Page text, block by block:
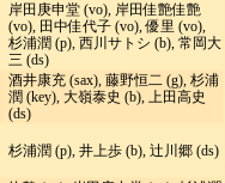
岸田庚申堂 (vo), 岸田佳艶佳艶
(vo), 田中佳代子 (vo), 優里 (vo),
杉浦潤 (p), 西川サトシ (b), 常岡大
三 (ds)
酒井康充 (sax), 藤野恒二 (g), 杉浦
潤 (key), 大嶺泰史 (b), 上田高史
(ds)
杉浦潤 (p), 井上歩 (b), 辻川郷 (ds)